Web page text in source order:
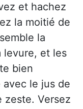
et hachez
la moitié de
la
levure, et les
bien
le jus de
zeste. Versez